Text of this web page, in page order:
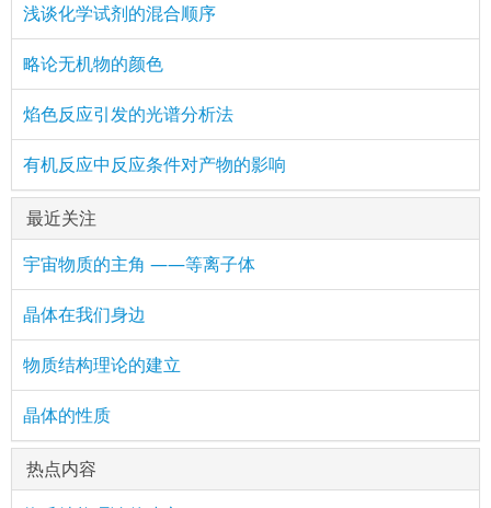
浅谈化学试剂的混合顺序
略论无机物的颜色
焰色反应引发的光谱分析法
有机反应中反应条件对产物的影响
最近关注
宇宙物质的主角 ——等离子体
晶体在我们身边
物质结构理论的建立
晶体的性质
热点内容